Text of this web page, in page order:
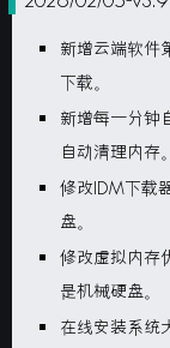
新增云端软件
下载。
新增每一分钟
自动清理内存。
修改IDM下载
盘。
修改虚拟内存
是机械硬盘。
在线安装系统